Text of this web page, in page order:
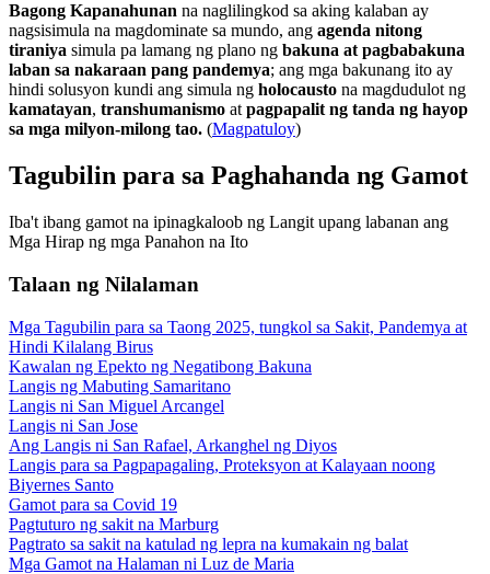
Bagong Kapanahunan na naglilingkod sa aking kalaban ay
nagsisimula na magdominate sa mundo, ang agenda nitong
tiraniya simula pa lamang ng plano ng bakuna at pagbabakuna
laban sa nakaraan pang pandemya; ang mga bakunang ito ay
hindi solusyon kundi ang simula ng holocausto na magdudulot ng
kamatayan, transhumanismo at pagpapalit ng tanda ng hayop
sa mga milyon-milong tao. (Magpatuloy)
Tagubilin para sa Paghahanda ng Gamot
Iba't ibang gamot na ipinagkaloob ng Langit upang labanan ang
Mga Hirap ng mga Panahon na Ito
Talaan ng Nilalaman
Mga Tagubilin para sa Taong 2025, tungkol sa Sakit, Pandemya at
Hindi Kilalang Birus
Kawalan ng Epekto ng Negatibong Bakuna
Langis ng Mabuting Samaritano
Langis ni San Miguel Arcangel
Langis ni San Jose
Ang Langis ni San Rafael, Arkanghel ng Diyos
Langis para sa Pagpapagaling, Proteksyon at Kalayaan noong
Biyernes Santo
Gamot para sa Covid 19
Pagtuturo ng sakit na Marburg
Pagtrato sa sakit na katulad ng lepra na kumakain ng balat
Mga Gamot na Halaman ni Luz de Maria